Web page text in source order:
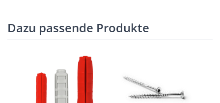
Dazu passende Produkte